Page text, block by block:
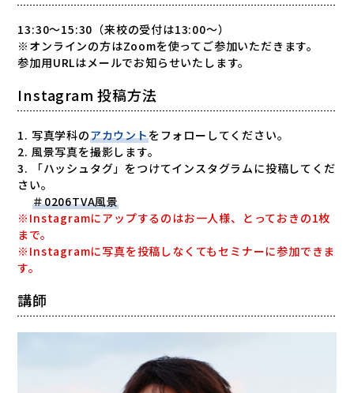
13:30〜15:30（来校の受付は13:00〜）
※オンラインの方はZoomを使ってご参加いただきます。
参加用URLはメールでお知らせいたします。
Instagram 投稿方法
1. 写真学科のアカウントをフォローしてください。
2. 風景写真を撮影します。
3. 「ハッシュタグ」をつけてインスタグラムに投稿してくだ
さい。
＃0206TVA風景
※Instagramにアップするのはお一人様、とっておきの1枚
まで。
※Instagramに写真を投稿しなくてもセミナーに参加できま
す。
講師